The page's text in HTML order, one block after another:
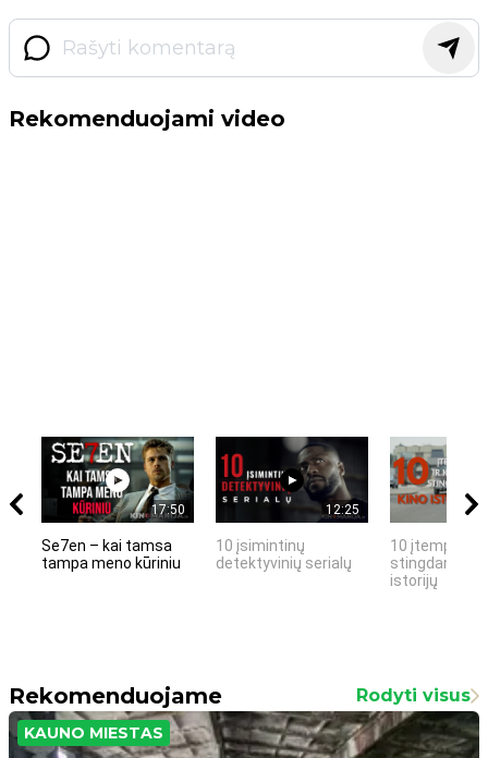
Rekomenduojami video
17:50
Se7en – kai tamsa
tampa meno kūriniu
12:25
10 įsimintinų
detektyvinių serialų
10 įtemptų,
stingdančių
istorijų
Rekomenduojame Rodyti visus
KAUNO MIESTAS